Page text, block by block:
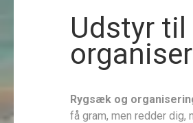
Udstyr
Rygsæk og
få gram, men redder dig,